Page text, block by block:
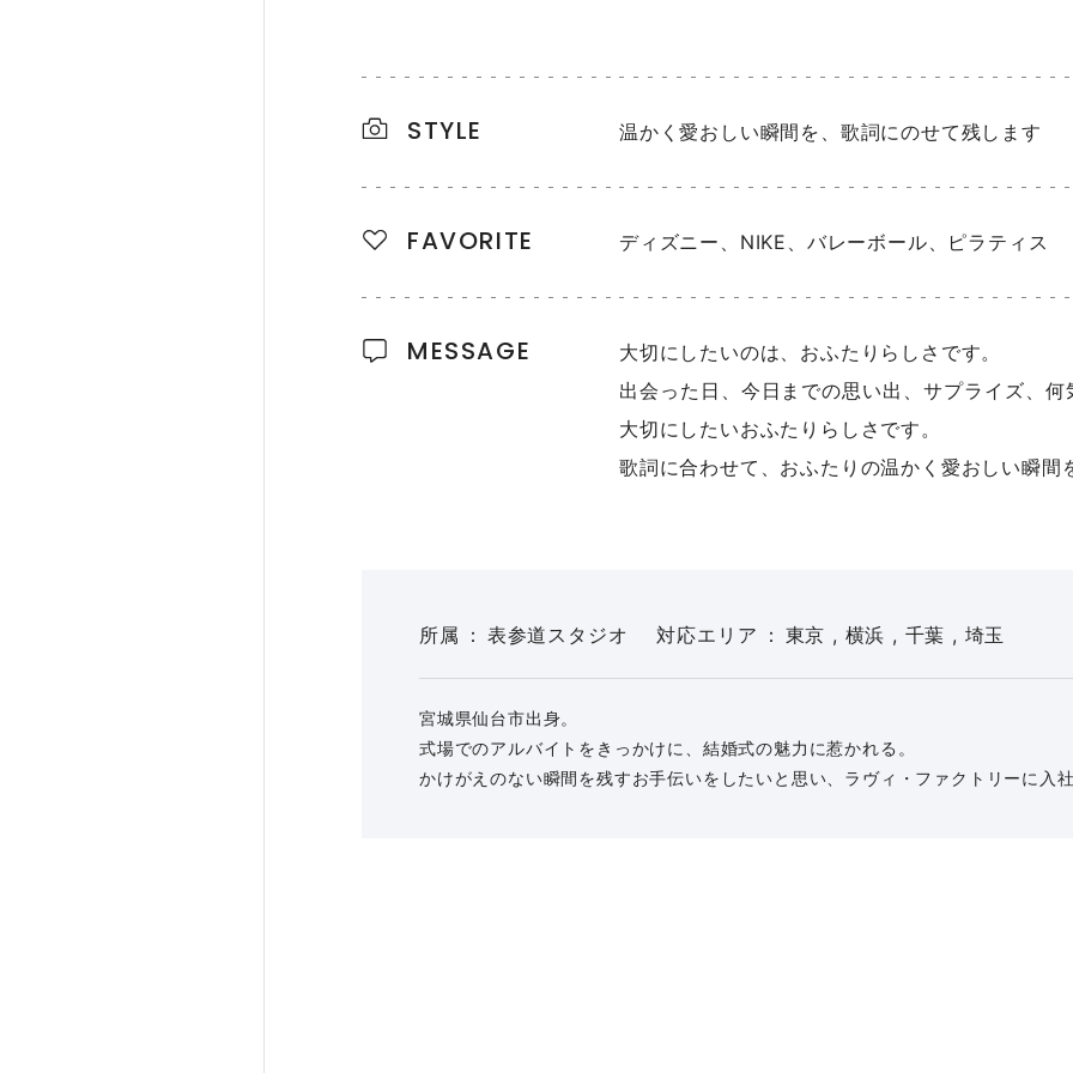
STYLE 温かく愛おしい瞬間を、歌詞にのせて残します
FAVORITE ディズニー、NIKE、バレーボール、ピラティス
MESSAGE
大切にしたいのは、おふたりらしさです。
出会った日、今日までの思い出、サプライズ、
大切にしたいおふたりらしさです。
歌詞に合わせて、おふたりの温かく愛おしい瞬間
所属 表参道スタジオ 対応エリア 東京 , 横浜 , 千葉 , 埼玉
宮城県仙台市出身。
式場でのアルバイトをきっかけに、結婚式の魅力に惹かれる。
かけがえのない瞬間を残すお手伝いをしたいと思い、ラヴィ・ファクトリーに入社